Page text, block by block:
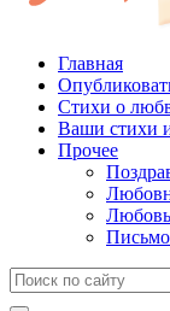
Главная
Стихи о
Ваши стихи
Прочее
Письмо